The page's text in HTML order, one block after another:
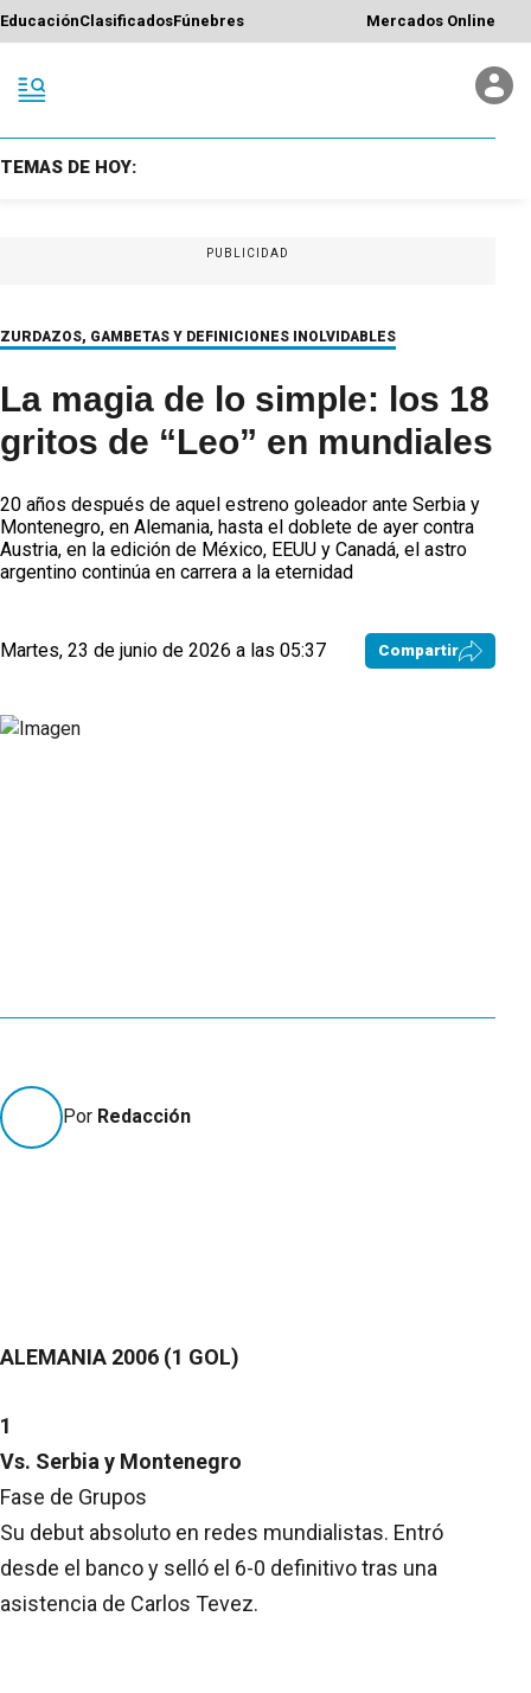
EducaciónClasificadosFúnebres Mercados Online
TEMAS DE HOY:
PUBLICIDAD
ZURDAZOS, GAMBETAS Y DEFINICIONES INOLVIDABLES
La magia de lo simple: los 18
gritos de “Leo” en mundiales
20 años después de aquel estreno goleador ante Serbia y
Montenegro, en Alemania, hasta el doblete de ayer contra
Austria, en la edición de México, EEUU y Canadá, el astro
argentino continúa en carrera a la eternidad
Martes, 23 de junio de 2026 a las 05:37 Compartir
Por Redacción
ALEMANIA 2006 (1 GOL)
1
Vs. Serbia y Montenegro
Fase de Grupos
Su debut absoluto en redes mundialistas. Entró
desde el banco y selló el 6-0 definitivo tras una
asistencia de Carlos Tevez.